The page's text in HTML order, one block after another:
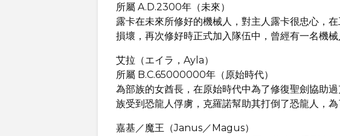
所屬 A.D.2300年（未來）
露卡在未來所修好的機械人，對主人露卡很忠心，
損壞，再次修好時正式加入隊伍中，曾經有一名機械
艾拉（エイラ，Ayla）
所屬 B.C.65000000年（原始時代）
為部族的女酋長，在原始時代中為了修復聖劍協助
族受到恐龍人俘虜，克羅諾幫助其打倒了恐龍人，為
嘉基／魔王（Janus／Magus）